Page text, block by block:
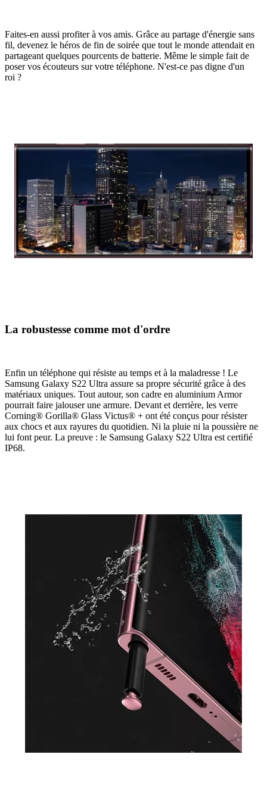
Faites-en aussi profiter à vos amis. Grâce au partage d'énergie sans
fil, devenez le héros de fin de soirée que tout le monde attendait en
partageant quelques pourcents de batterie. Même le simple fait de
poser vos écouteurs sur votre téléphone. N'est-ce pas digne d'un
roi ?
La robustesse comme mot d'ordre
Enfin un téléphone qui résiste au temps et à la maladresse ! Le
Samsung Galaxy S22 Ultra assure sa propre sécurité grâce à des
matériaux uniques. Tout autour, son cadre en aluminium Armor
pourrait faire jalouser une armure. Devant et derrière, les verre
Corning® Gorilla® Glass Victus® + ont été conçus pour résister
aux chocs et aux rayures du quotidien. Ni la pluie ni la poussière ne
lui font peur. La preuve : le Samsung Galaxy S22 Ultra est certifié
IP68.